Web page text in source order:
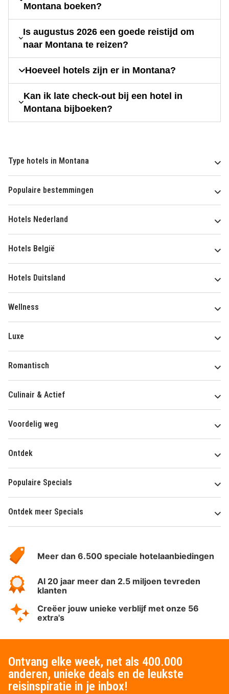
Montana boeken?
Is augustus 2026 een goede reistijd om
naar Montana te reizen?
Hoeveel hotels zijn er in Montana?
Kan ik late check-out bij een hotel in
Montana bijboeken?
Type hotels in Montana
Populaire bestemmingen
Hotels Nederland
Hotels België
Hotels Duitsland
Wellness
Luxe
Romantisch
Culinair & Actief
Voordelig weg
Ontdek
Populaire Specials
Ontdek meer Specials
HotelSpecials
Meer dan 6.500 speciale hotelaanbiedingen
Al 20 jaar meer dan 2.5 miljoen tevreden
klanten
Creëer jouw unieke verblijf met onze 56
extra's
Ontvang elke week, net als 400.000
anderen, unieke deals en de leukste
reisinspiratie in je inbox!